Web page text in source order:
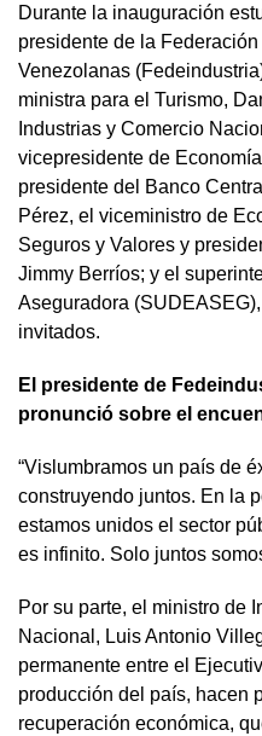
Durante la inauguración
presidente de la
Venezolanas
ministra para el Turismo,
Industrias y Comercio
vicepresidente de
presidente del Banco
Pérez, el viceministro de
Seguros y Valores y
Jimmy Berríos; y el
Aseguradora
invitados.
El presidente de
pronunció sobre el
“Vislumbramos un país de
construyendo juntos. En la
estamos unidos el sector
es infinito. Solo juntos
Por su parte, el ministro de
Nacional, Luis Antonio
permanente entre el
producción del país, hacen
recuperación económica,